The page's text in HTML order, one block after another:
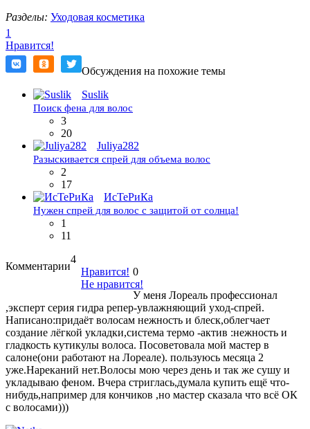
Разделы: Уходовая косметика
1
Нравится!
Обсуждения на похожие темы
Suslik
Поиск фена для волос
3
20
Juliya282
Разыскивается спрей для объема волос
2
17
ИсТеРиКа
Нужен спрей для волос с защитой от солнца!
1
11
Комментарии
4
Нравится!
Не нравится!
0
У меня Лореаль профессионал
,эксперт серия гидра репер-увлажняющий уход-спрей.
Написано:придаёт волосам нежность и блеск,облегчает
создание лёгкой укладки,система термо -актив :нежность и
гладкость кутикулы волоса. Посоветовала мой мастер в
салоне(они работают на Лореале). пользуюсь месяца 2
уже.Нареканий нет.Волосы мою через день и так же сушу и
укладываю феном. Вчера стриглась,думала купить ещё что-
нибудь,например для кончиков ,но мастер сказала что всё ОК
с волосами)))